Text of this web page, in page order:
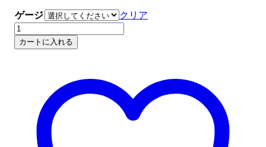
ゲージ
クリア
Elixir
OPTIWEB
エ
カートに入れる